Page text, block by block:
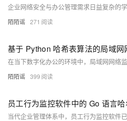
陌陌谣 271
陌陌谣 399